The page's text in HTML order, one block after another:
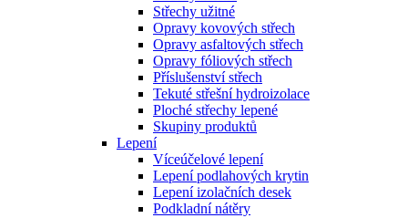
Střechy užitné
Opravy kovových střech
Opravy asfaltových střech
Opravy fóliových střech
Příslušenství střech
Tekuté střešní hydroizolace
Ploché střechy lepené
Skupiny produktů
Lepení
Víceúčelové lepení
Lepení podlahových krytin
Lepení izolačních desek
Podkladní nátěry